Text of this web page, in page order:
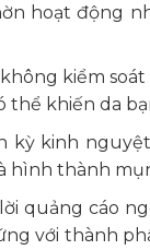
hoạt động
kiểm
thể khiến da
kỳ kinh
hình thành
quảng cáo
với thành